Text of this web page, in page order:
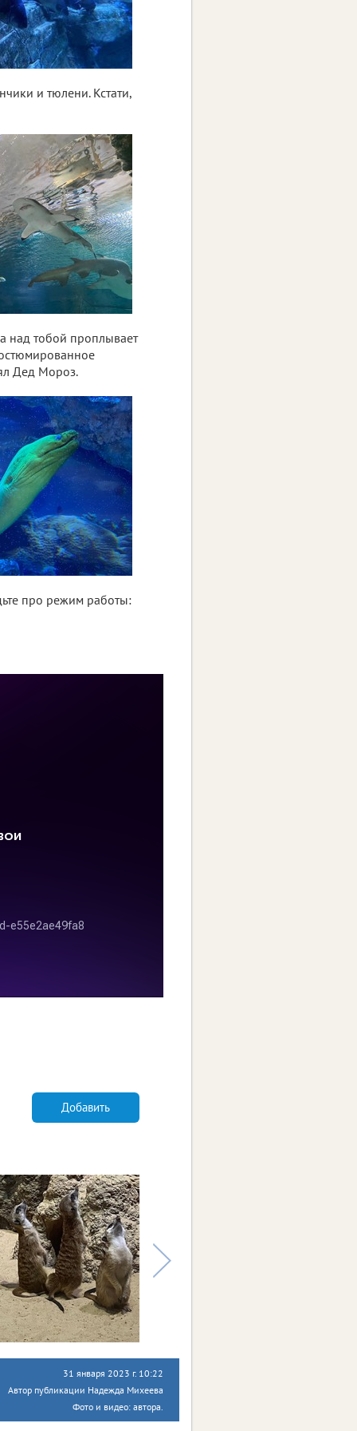
и тюлени. Кстати,
над тобой проплывает
Дед Мороз.
про режим работы:
Добавить
31 января 2023 г. 10:22
Автор публикации Надежда Михеева
Фото и видео: автора.